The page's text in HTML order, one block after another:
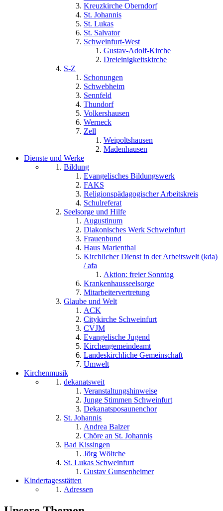
Kreuzkirche Oberndorf
St. Johannis
St. Lukas
St. Salvator
Schweinfurt-West
Gustav-Adolf-Kirche
Dreieinigkeitskirche
S-Z
Schonungen
Schwebheim
Sennfeld
Thundorf
Volkershausen
Werneck
Zell
Weipoltshausen
Madenhausen
Dienste und Werke
Bildung
Evangelisches Bildungswerk
FAKS
Religionspädagogischer Arbeitskreis
Schulreferat
Seelsorge und Hilfe
Augustinum
Diakonisches Werk Schweinfurt
Frauenbund
Haus Marienthal
Kirchlicher Dienst in der Arbeitswelt (kda)
/ afa
Aktion: freier Sonntag
Krankenhausseelsorge
Mitarbeitervertretung
Glaube und Welt
ACK
Citykirche Schweinfurt
CVJM
Evangelische Jugend
Kirchengemeindeamt
Landeskirchliche Gemeinschaft
Umwelt
Kirchenmusik
dekanatsweit
Veranstaltungshinweise
Junge Stimmen Schweinfurt
Dekanatsposaunenchor
St. Johannis
Andrea Balzer
Chöre an St. Johannis
Bad Kissingen
Jörg Wöltche
St. Lukas Schweinfurt
Gustav Gunsenheimer
Kindertagesstätten
Adressen